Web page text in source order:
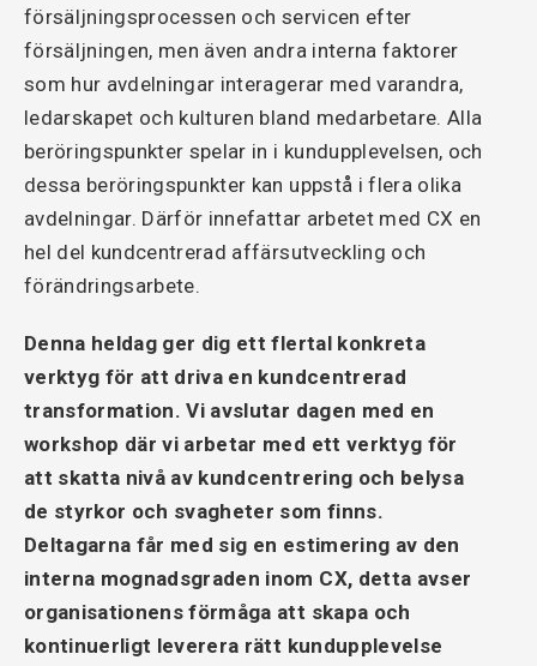
försäljningsprocessen och servicen efter
försäljningen, men även andra interna faktorer
som hur avdelningar interagerar med varandra,
ledarskapet och kulturen bland medarbetare. Alla
beröringspunkter spelar in i kundupplevelsen, och
dessa beröringspunkter kan uppstå i flera olika
avdelningar. Därför innefattar arbetet med CX en
hel del kundcentrerad affärsutveckling och
förändringsarbete.
Denna heldag ger dig ett flertal konkreta
verktyg för att driva en kundcentrerad
transformation. Vi avslutar dagen med en
workshop där vi arbetar med ett verktyg för
att skatta nivå av kundcentrering och belysa
de styrkor och svagheter som finns.
Deltagarna får med sig en estimering av den
interna mognadsgraden inom CX, detta avser
organisationens förmåga att skapa och
kontinuerligt leverera rätt kundupplevelse